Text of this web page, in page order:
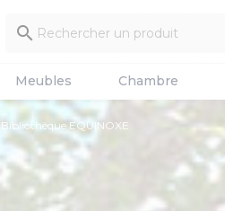

Meubles Chambre
Bibliothèque EQUINOXE